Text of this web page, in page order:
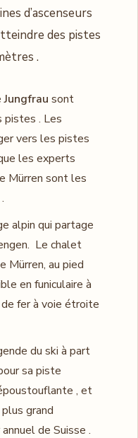
d’ascenseurs
des pistes
.
Jungfrau sont
pistes . Les
vers les pistes
les experts
Mürren sont les
alpin qui partage
Le chalet
Mürren, au pied
en funiculaire à
de fer à voie étroite
du ski à part
sa piste
, et
grand
de Suisse .